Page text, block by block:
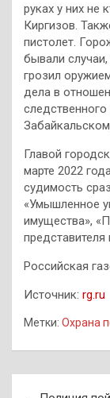
руках у них не
Киргизов.
пистолет.
бывали
грозил
дела в
Главой
марте 2022
судимость
«Умышленное
имущества»,
представителя
Российская
Источник: rg.ru
Метки: Охрана